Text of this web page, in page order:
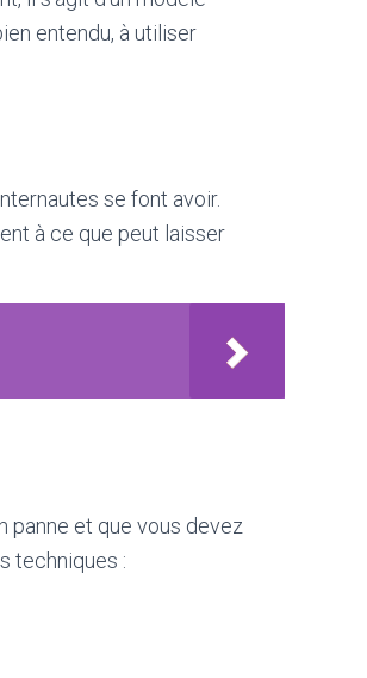
entendu, à utiliser
se font avoir.
à ce que peut laisser
panne et que vous devez
techniques :